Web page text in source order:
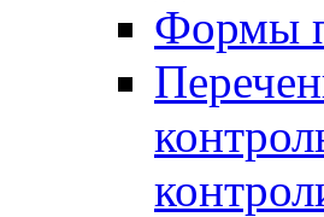
Формы